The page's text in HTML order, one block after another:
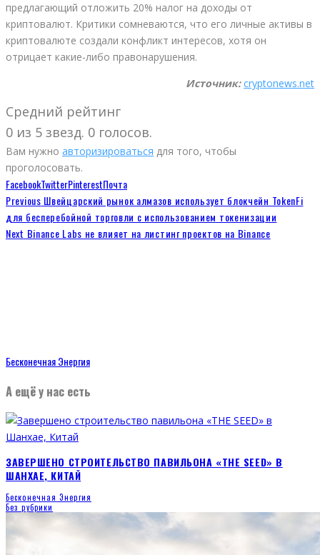
предлагающий отложить 20% налог на доходы от
криптовалют. Критики сомневаются, что его личные активы в
криптовалюте создали конфликт интересов, хотя он
отрицает какие-либо правонарушения.
Источник: cryptonews.net
Средний рейтинг
0 из 5 звезд. 0 голосов.
Вам нужно авторизироваться для того, чтобы
проголосовать.
FacebookTwitterPinterestПочта
Previous Швейцарский рынок алмазов использует блокчейн TokenFi
для бесперебойной торговли с использованием токенизации
Next Binance Labs не влияет на листинг проектов на Binance
Бесконечная Энергия
А ещё у нас есть
ЗАВЕРШЕНО СТРОИТЕЛЬСТВО ПАВИЛЬОНА «THE SEED» В
ШАНХАЕ, КИТАЙ
Бесконечная Энергия
Без рубрики